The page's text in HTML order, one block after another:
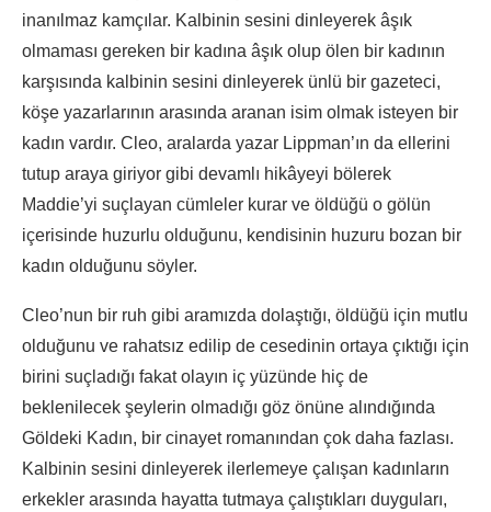
inanılmaz kamçılar. Kalbinin sesini dinleyerek âşık
olmaması gereken bir kadına âşık olup ölen bir kadının
karşısında kalbinin sesini dinleyerek ünlü bir gazeteci,
köşe yazarlarının arasında aranan isim olmak isteyen bir
kadın vardır. Cleo, aralarda yazar Lippman’ın da ellerini
tutup araya giriyor gibi devamlı hikâyeyi bölerek
Maddie’yi suçlayan cümleler kurar ve öldüğü o gölün
içerisinde huzurlu olduğunu, kendisinin huzuru bozan bir
kadın olduğunu söyler.
Cleo’nun bir ruh gibi aramızda dolaştığı, öldüğü için mutlu
olduğunu ve rahatsız edilip de cesedinin ortaya çıktığı için
birini suçladığı fakat olayın iç yüzünde hiç de
beklenilecek şeylerin olmadığı göz önüne alındığında
Göldeki Kadın, bir cinayet romanından çok daha fazlası.
Kalbinin sesini dinleyerek ilerlemeye çalışan kadınların
erkekler arasında hayatta tutmaya çalıştıkları duyguları,